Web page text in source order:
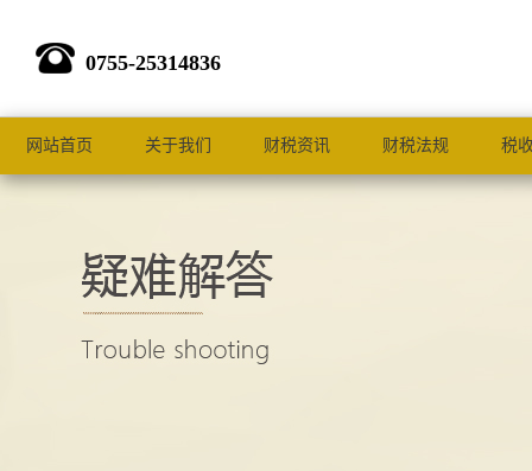
0755-25314836
网站首页 关于我们 财税资讯 财税法规 税